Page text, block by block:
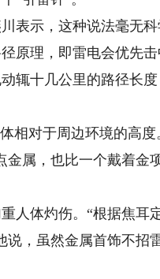
示，这种说法毫无科
理，即雷电会优先击
辄十几公里的路径长
对于周边环境的高度
属，也比一个戴着金
体灼伤。“根据焦耳
，虽然金属首饰不招